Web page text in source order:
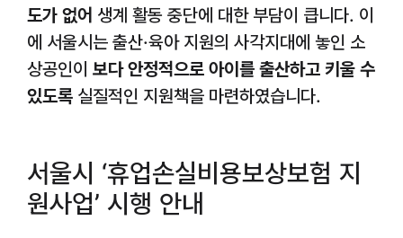
도가 없어 생계 활동 중단에 대한 부담이 큽니다. 이
에 서울시는 출산·육아 지원의 사각지대에 놓인 소
상공인이 보다 안정적으로 아이를 출산하고 키울 수
있도록 실질적인 지원책을 마련하였습니다.
서울시 ‘휴업손실비용보상보험 지
원사업’ 시행 안내